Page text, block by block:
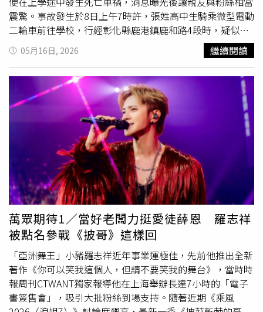
家庭撐過難關。
已被 抖音官方全面封禁，所有作品全數下架清空，並限制用
戶關注。警方對此嚴正呼籲，網路空間絕非法外之地，無論
是透過虛假擺拍，或是利用AI工具製作、發布不實訊息來博
取關注與牟利，不僅違背社會公序良俗，更可能觸碰法律紅
線；警方也提醒，民眾應自覺遵守法律法規，規範自身網路
言行，共同維護健康有序的網路環境，切勿以身試法。
震驚。事故發生於8日上午7時許，張姓高中生騎乘微型電動
二輪車前往學校，行經彰化縣鹿港鎮鹿和路4段時，疑似為
了閃避一名正在斑馬線附近迴轉的機車騎士，導致車輛失
控，隨後猛烈撞上路旁電線桿。警方指出，事故造成張姓高
中生右大腿骨折，且當場失去生命跡象。救護人員獲報後立
即將他送往彰濱秀傳醫院搶救，但最終仍因傷勢過重宣告不
治，年僅17歲的生命戛然而止。根據警方調查，雙方酒測值
均為零。66歲林姓婦人當時騎乘機車迴轉，雖未違規跨越雙
黃線，且雙方車輛並未直接碰撞，但警方認為，其迴轉行為
與張姓高中生的閃避動作之間，仍存在法律上的因果關係，
因此訊後依過失致死罪嫌函送，詳細肇事責任仍有待進一步
釐清。由於張姓高中生在抖音平台小有知名度，經常分享生
活影片與自拍內容，形象陽光開朗，因此噩耗傳出後，不少
粉絲紛紛留言哀悼，對於他前一天才更新影片、隔日卻突然
離世感到難以接受。張男告別式於15日舉行，靈堂前擺滿親
友與同學送來的花束，不少昔日同窗也到場送他最後一程，
現場氣氛哀戚。
05月16日, 2026 繼續閱讀
萬眾期待1／當好老闆力挺愛徒薛恩 羅志祥
被點名參戰《披哥》這樣回
「亞洲舞王」小豬羅志祥近年事業運極佳，先前他推出全新
著作《你可以笑我這個人，但請不要笑我的舞台》，當時時
報周刊CTWANT獨家報導他在上海舉辦長達7小時的「電子
書簽售會」，吸引大批粉絲到場支持。隨著近期《乘風